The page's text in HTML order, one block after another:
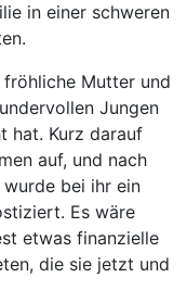
in einer schweren
Mutter und
Jungen
hat. Kurz darauf
auf, und nach
bei ihr ein
Es wäre
etwas finanzielle
die sie jetzt und